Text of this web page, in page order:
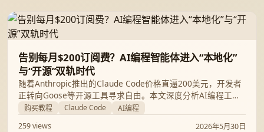
告别每月$200订阅费？AI编程智能体进入“本地化”
与“开源”双轨时代
随着Anthropic推出的Claude Code价格直逼200美元，开发者
正转向Goose等开源工具寻求自由。本文深度分析AI编程工具
的成本争议、本地化运行优势以及Anthropic最新的Cowork功
能，助你选择最适合的AI生产力方案。
购买教程 Claude Code
AI编程
259 views
2026年5月30日